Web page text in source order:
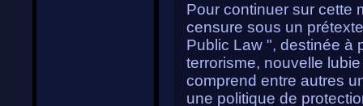
Pour continuer sur cette
censure sous un
Public Law ", destinée à
terrorisme, nouvelle
comprend entre autres
une politique de